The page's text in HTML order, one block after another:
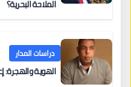
الملاحة البحرية؟
دراسات المدار
الهوية والهجرة: